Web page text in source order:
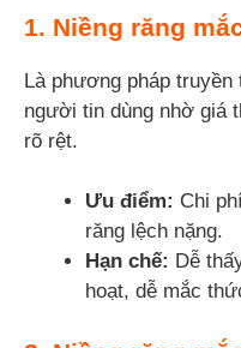
1. Niềng răng
Là phương pháp
người tin dùng nhờ giá
rõ rệt.
Ưu điểm: Chi
răng lệch nặng.
Hạn chế: Dễ
hoạt, dễ mắc